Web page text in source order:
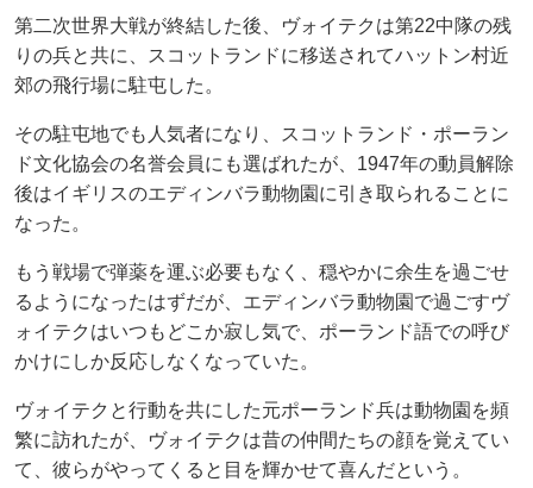
第二次世界大戦が終結した後、ヴォイテクは第22中隊の残
りの兵と共に、スコットランドに移送されてハットン村近
郊の飛行場に駐屯した。
その駐屯地でも人気者になり、スコットランド・ポーラン
ド文化協会の名誉会員にも選ばれたが、1947年の動員解除
後はイギリスのエディンバラ動物園に引き取られることに
なった。
もう戦場で弾薬を運ぶ必要もなく、穏やかに余生を過ごせ
るようになったはずだが、エディンバラ動物園で過ごすヴ
ォイテクはいつもどこか寂し気で、ポーランド語での呼び
かけにしか反応しなくなっていた。
ヴォイテクと行動を共にした元ポーランド兵は動物園を頻
繁に訪れたが、ヴォイテクは昔の仲間たちの顔を覚えてい
て、彼らがやってくると目を輝かせて喜んだという。